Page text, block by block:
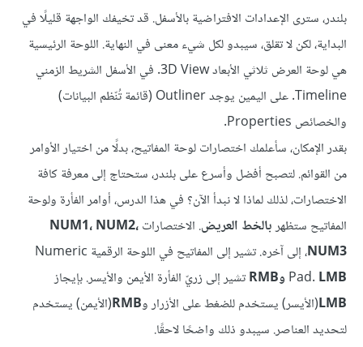
بلندر، سترى الإعدادات الافتراضية بالأسفل. قد تخيفك الواجهة قليلًا في
البداية، لكن لا تقلق، سيبدو لكل شيء معنى في النهاية. اللوحة الرئيسية
هي لوحة العرض ثلاثي الأبعاد 3D View. في الأسفل الشريط الزمني
Timeline. على اليمين يوجد Outliner (قائمة تُنّظم البيانات)
والخصائص Properties.
بقدر الإمكان، سأعلمك اختصارات لوحة المفاتيح، بدلًا من اختيار الأوامر
من القوائم. لتصبح أفضل وأسرع على بلندر، ستحتاج إلى معرفة كافة
الاختصارات، لذلك لماذا لا نبدأ الآن؟ في هذا الدرس، أوامر الفأرة ولوحة
المفاتيح ستظهربالخط العريض. الاختصاراتNUM1، NUM2،
NUM3
، إلى آخره. تشير إلى المفاتيح في اللوحة الرقمية Numeric
Pad. LMB وRMB
تشير إلى زريّ الفأرة الأيمن والأيسر. بإيجاز
LMB(الأيسر) يستخدم للضغط على الأزرار وRMB(الأيمن) يستخدم
لتحديد العناصر. سيبدو ذلك واضحًا لاحقًا.